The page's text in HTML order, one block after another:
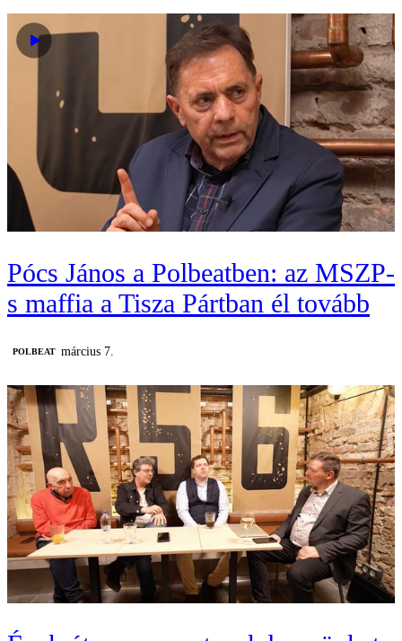
Pócs János a Polbeatben: az MSZP-
s maffia a Tisza Pártban él tovább
‎POLBEAT március 7.